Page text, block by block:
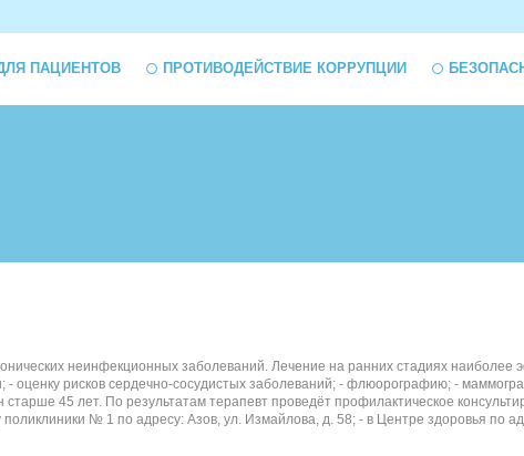
ПАЦИЕНТОВ ПРОТИВОДЕЙСТВИЕ КОРРУПЦИИ
неинфекционных заболеваний. Лечение на ранних стадиях
- оценку рисков сердечно-сосудистых заболеваний; - флюорографию; -
45 лет. По результатам терапевт проведёт профилактическое
№ 1 по адресу: Азов, ул. Измайлова, д. 58; - в Центре здоровья по